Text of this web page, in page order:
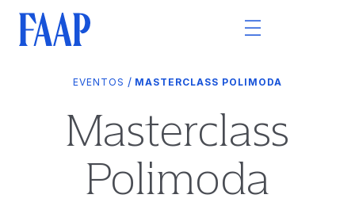
EVENTOS / MASTERCLASS POLIMODA
Masterclass
Polimoda